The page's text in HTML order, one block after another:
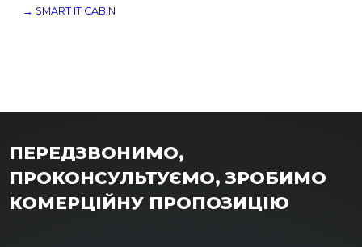
→ SMART IT CABIN
ПЕРЕДЗВОНИМО,
ПРОКОНСУЛЬТУЄМО, ЗРОБИМО
КОМЕРЦІЙНУ ПРОПОЗИЦІЮ